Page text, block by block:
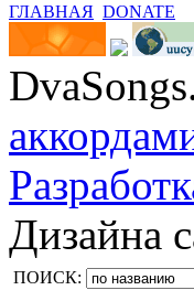
ГЛАВНАЯ DONATE
Дизайна
ПОИСК: